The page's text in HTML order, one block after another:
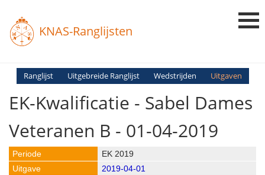
KNAS-Ranglijsten
Login
Ranglijsten
Ranglijst Uitgebreide Ranglijst Wedstrijden Uitgaven
EK-Kwalificatie - Sabel Dames
Veteranen B - 01-04-2019
EK 2019
2019-04-01